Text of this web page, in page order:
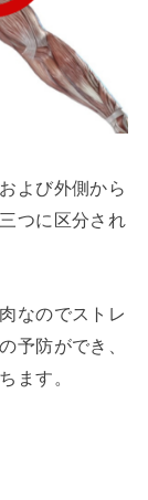
よび外側から
つに区分され
なのでストレ
予防ができ、
ます。